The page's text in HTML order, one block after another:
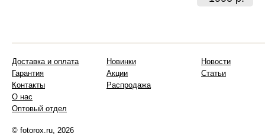
Доставка и оплата
Гарантия
Контакты
О нас
Оптовый отдел
Новинки
Акции
Распродажа
Новости
Статьи
© fotorox.ru, 2026